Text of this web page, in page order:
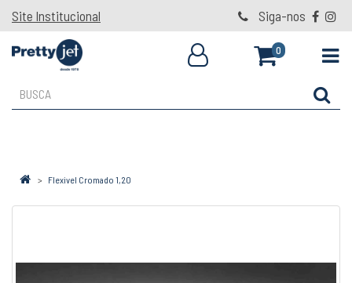
Site Institucional Siga-nos
0
Flexivel Cromado 1,20